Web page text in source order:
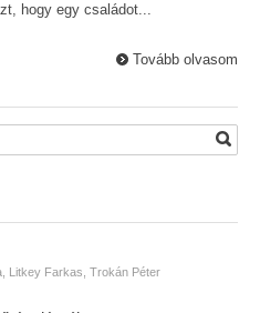
hogy egy családot...
Tovább olvasom
Litkey Farkas, Trokán Péter